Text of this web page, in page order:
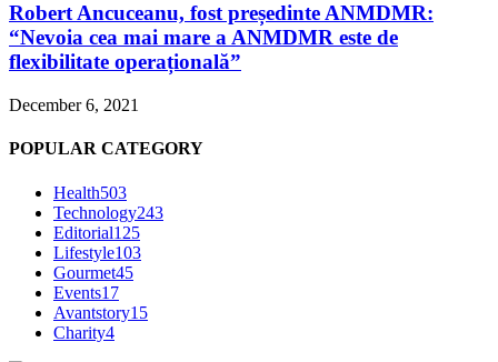
Robert Ancuceanu, fost președinte ANMDMR:
“Nevoia cea mai mare a ANMDMR este de
flexibilitate operațională”
December 6, 2021
POPULAR CATEGORY
Health503
Technology243
Editorial125
Lifestyle103
Gourmet45
Events17
Avantstory15
Charity4